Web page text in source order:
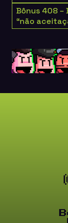
Bônus 408 –
“não